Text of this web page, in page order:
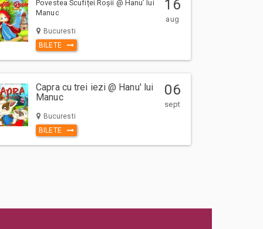
Povestea Scufiței Roșii @ Hanu’ lui
Manuc
Bucuresti
BILETE
16
aug
Capra cu trei iezi @ Hanu' lui
Manuc
Bucuresti
BILETE
06
sept